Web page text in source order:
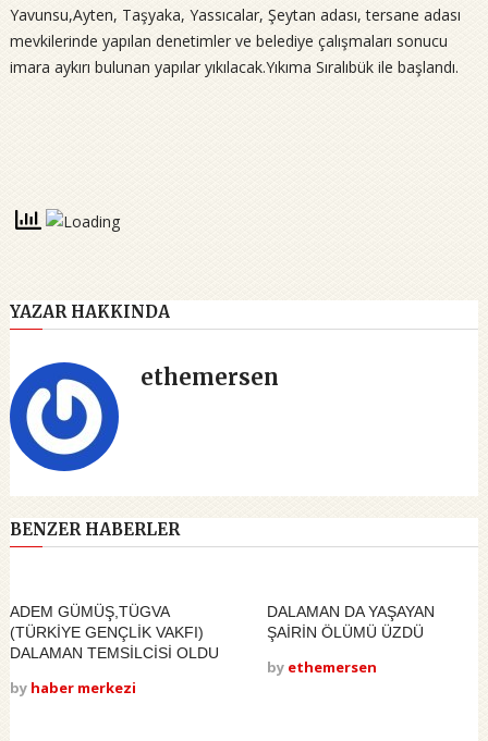
Yavunsu,Ayten, Taşyaka, Yassıcalar, Şeytan adası, tersane adası
mevkilerinde yapılan denetimler ve belediye çalışmaları sonucu
imara aykırı bulunan yapılar yıkılacak.Yıkıma Sıralıbük ile başlandı.
YAZAR HAKKINDA
ethemersen
BENZER HABERLER
ADEM GÜMÜŞ,TÜGVA
(TÜRKİYE GENÇLİK VAKFI)
DALAMAN TEMSİLCİSİ OLDU
by haber merkezi
DALAMAN DA YAŞAYAN
ŞAİRİN ÖLÜMÜ ÜZDÜ
by ethemersen